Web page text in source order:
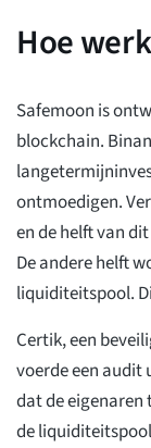
Hoe
Safemoon is
blockchain.
ontmoedigen.
en de helft van
De andere helft
liquiditeitspool.
Certik, een
voerde een audit
dat de eigenaren
de